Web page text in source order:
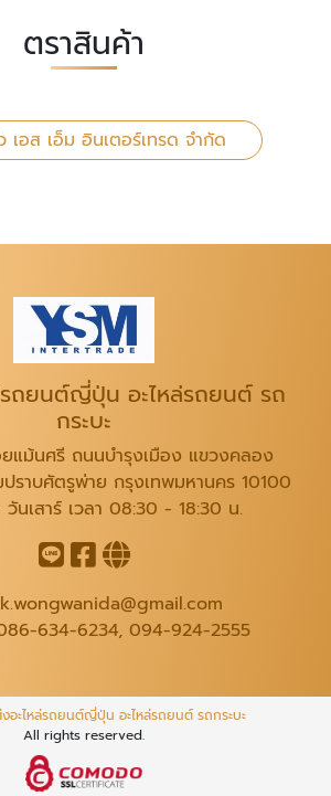
ตราสินค้า
เอส เอ็ม อินเตอร์เทรด จำกัด
รถยนต์ญี่ปุ่น อะไหล่รถยนต์ รถ
กระบะ
แม้นศรี ถนนบำรุงเมือง แขวงคลอง
ราบศัตรูพ่าย กรุงเทพมหานคร 10100
นเสาร์ เวลา 08:30 - 18:30 น.
k.wongwanida@gmail.com
634-6234, 094-924-2555
อะไหล่รถยนต์ญี่ปุ่น อะไหล่รถยนต์ รถกระบะ
All rights reserved.